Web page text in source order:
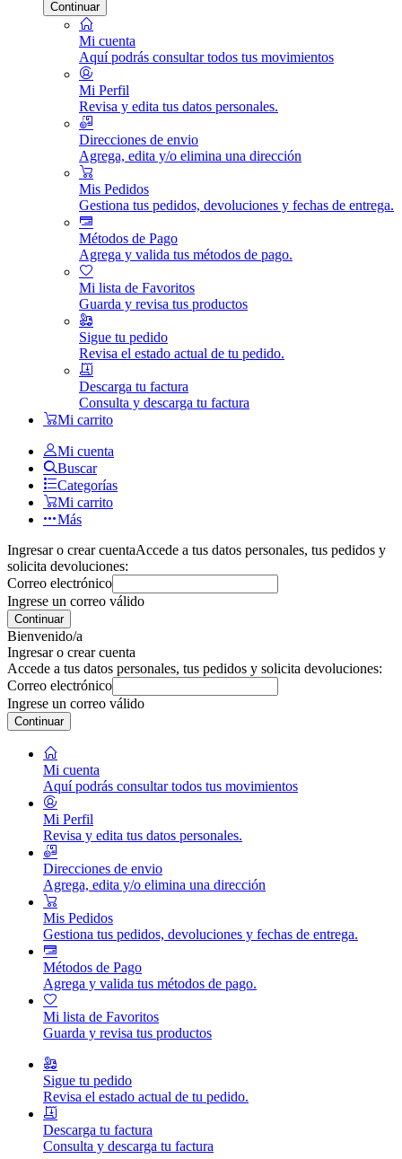
Continuar
Mi cuenta
Aquí podrás consultar todos tus movimientos
Mi Perfil
Revisa y edita tus datos personales.
Direcciones de envio
Agrega, edita y/o elimina una dirección
Mis Pedidos
Gestiona tus pedidos, devoluciones y fechas de entrega.
Métodos de Pago
Agrega y valida tus métodos de pago.
Mi lista de Favoritos
Guarda y revisa tus productos
Sigue tu pedido
Revisa el estado actual de tu pedido.
Descarga tu factura
Consulta y descarga tu factura
Mi carrito
Mi cuenta
Buscar
Categorías
Mi carrito
Más
Ingresar o crear cuentaAccede a tus datos personales, tus pedidos y
solicita devoluciones:
Correo electrónico
Ingrese un correo válido
Continuar
Bienvenido/a
Ingresar o crear cuenta
Accede a tus datos personales, tus pedidos y solicita devoluciones:
Correo electrónico
Ingrese un correo válido
Continuar
Mi cuenta
Aquí podrás consultar todos tus movimientos
Mi Perfil
Revisa y edita tus datos personales.
Direcciones de envio
Agrega, edita y/o elimina una dirección
Mis Pedidos
Gestiona tus pedidos, devoluciones y fechas de entrega.
Métodos de Pago
Agrega y valida tus métodos de pago.
Mi lista de Favoritos
Guarda y revisa tus productos
Sigue tu pedido
Revisa el estado actual de tu pedido.
Descarga tu factura
Consulta y descarga tu factura